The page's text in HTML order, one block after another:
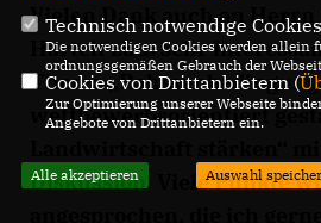
Vielen Dank auch an Herrn
Hartelt zum sehr
Thema
wettbewerbsorientiert
Diskussion. Viele Punkte
Technisch notwendige
Die notwendigen Cookies werden allein
ordnungsgemäßen Gebrauch der
Cookies von Drittanbietern (
Zur Optimierung unserer Webseite
Angebote von Drittanbietern ein.
Alle akzeptieren Auswahl